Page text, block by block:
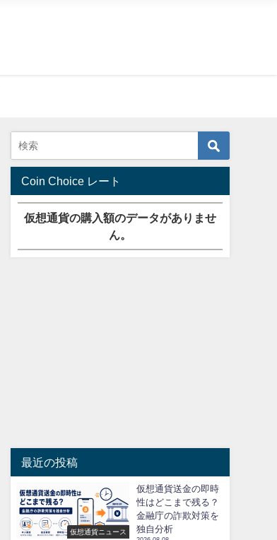
Coin Choice レート
仮想通貨の購入額のデータがありませ
ん。
最近の投稿
仮想通貨ニュース
仮想通貨送金の即時
性はどこまで残る？
金融庁の詐欺対策を
独自分析